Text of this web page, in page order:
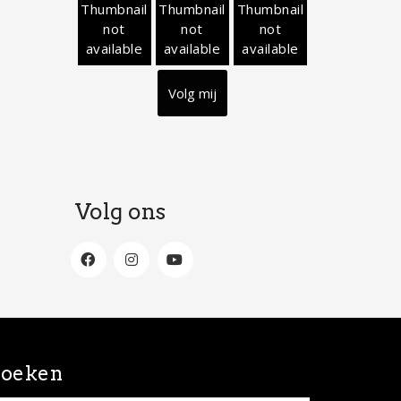
Thumbnail
not
available
Thumbnail
not
available
Thumbnail
not
available
Volg mij
Volg ons